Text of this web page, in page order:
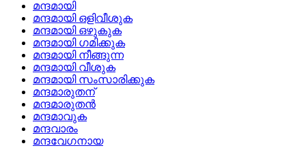
മന്ദമായി
മന്ദമായി ഒളിവീശുക
മന്ദമായി ഒഴുകുക
മന്ദമായി ഗമിക്കുക
മന്ദമായി നീങ്ങുന്ന
മന്ദമായി വീശുക
മന്ദമായി സംസാരിക്കുക
മന്ദമാരുതന്
മന്ദമാരുതന്‍
മന്ദമാവുക
മന്ദവാരം
മന്ദവേഗനായ